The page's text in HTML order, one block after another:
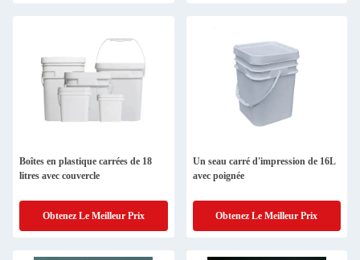
Boîtes en plastique carrées de 18
litres avec couvercle
Obtenez Le Meilleur Prix
Un seau carré d'impression de 16L
avec poignée
Obtenez Le Meilleur Prix